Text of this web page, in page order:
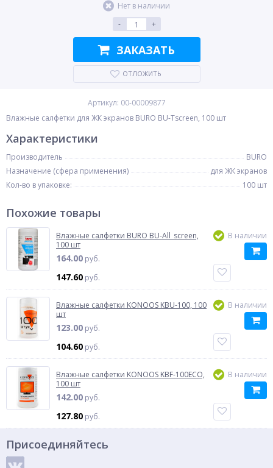
Нет в наличии
-
+
ЗАКАЗАТЬ
ОТЛОЖИТЬ
Артикул: 00-00009877
Влажные салфетки для ЖК экранов BURO BU-Tscreen, 100 шт
Характеристики
Производитель
BURO
Назначение (сфера применения)
для ЖК экранов
Кол-во в упаковке:
100 шт
Похожие товары
Влажные салфетки BURO BU-All_screen,
100 шт
164.00 руб.
147.60 руб.
В наличии
Влажные салфетки KONOOS KBU-100, 100
шт
123.00 руб.
104.60 руб.
В наличии
Влажные салфетки KONOOS KBF-100ECO,
100 шт
142.00 руб.
127.80 руб.
В наличии
Присоединяйтесь